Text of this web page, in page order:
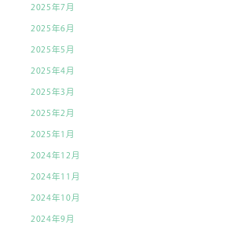
2025年7月
2025年6月
2025年5月
2025年4月
2025年3月
2025年2月
2025年1月
2024年12月
2024年11月
2024年10月
2024年9月